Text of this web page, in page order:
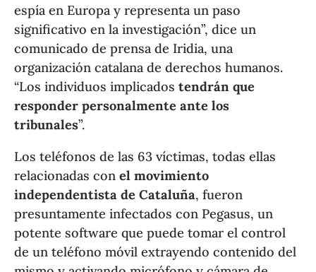
espía en Europa y representa un paso
significativo en la investigación”, dice un
comunicado de prensa de Iridia, una
organización catalana de derechos humanos.
“Los individuos implicadostendrán que
responder personalmente ante los
tribunales”.
Los teléfonos de las 63 víctimas, todas ellas
relacionadas conel movimiento
independentista de Cataluña, fueron
presuntamente infectados con Pegasus, un
potente software que puede tomar el control
de un teléfono móvil extrayendo contenido del